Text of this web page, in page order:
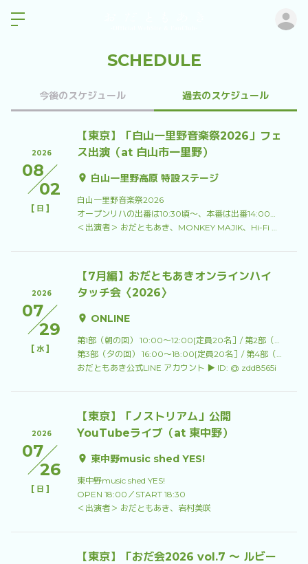
SCHEDULE
今後のスケジュール 過去のスケジュール
2026
08
02
[ 日]
【東京】「白山一里野音楽祭2026」フェ
ス出演（at 白山市一里野）
白山一里野高原 特設ステージ
白山一里野音楽祭2026
オープンリハの出番は10:30頃〜、本番は出番14:00頃〜
＜出演者＞ おだともあき、MONKEY MAJIK、Hi-Fi Un!corn、CHIKO、エイトMAN、My Dresscode、和太鼓 菊理
2026
07
29
[ 水]
【7月編】おだともあきオンラインハイ
タッチ会〈2026〉
ONLINE
第1部（朝の回） 10:00～12:00[定員20名］/ 第2部（昼の回） 13:00～15:00[定員20名］
第3部（夕の回） 16:00～18:00[定員20名］/ 第4部（夜の回） 19:00〜21:00[定員20名］
おだともあき公式LINE アカウント ▶︎ ID: @ zdd8565i
2026
07
26
[ 日]
【東京】「ノストリアム」公開
YouTubeライブ（at 東中野）
東中野music shed YES!
東中野music shed YES!
OPEN 18:00／START 18:30
＜出演者＞ おだともあき、岩村美咲
【東京】「おだ会2026 vol.7 〜 ルビー